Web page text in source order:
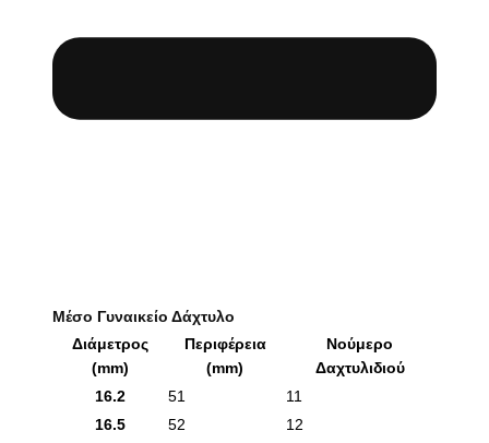
Μέσο Γυναικείο Δάχτυλο
Διάμετρος
(mm)
Περιφέρεια
(mm)
Νούμερο
Δαχτυλιδιού
16.2
51
11
16.5
52
12